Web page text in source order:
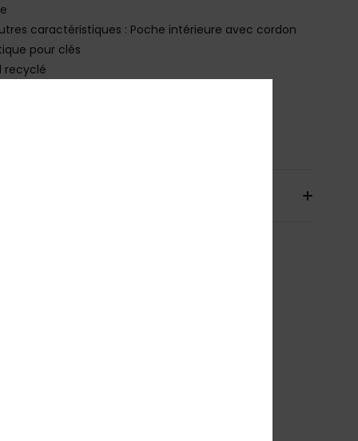
caractéristiques : Poche intérieure avec cordon
pour clés
recyclé